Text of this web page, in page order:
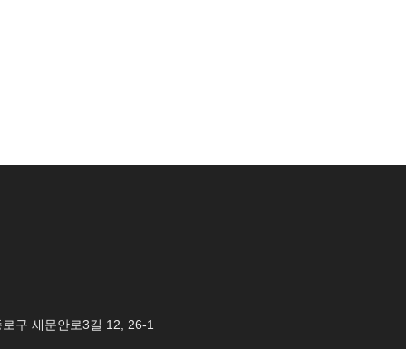
구 새문안로3길 12, 26-1